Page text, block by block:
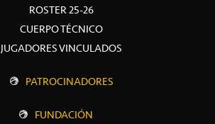
ROSTER 25-26
CUERPO TÉCNICO
JUGADORES VINCULADOS
PATROCINADORES
FUNDACIÓN